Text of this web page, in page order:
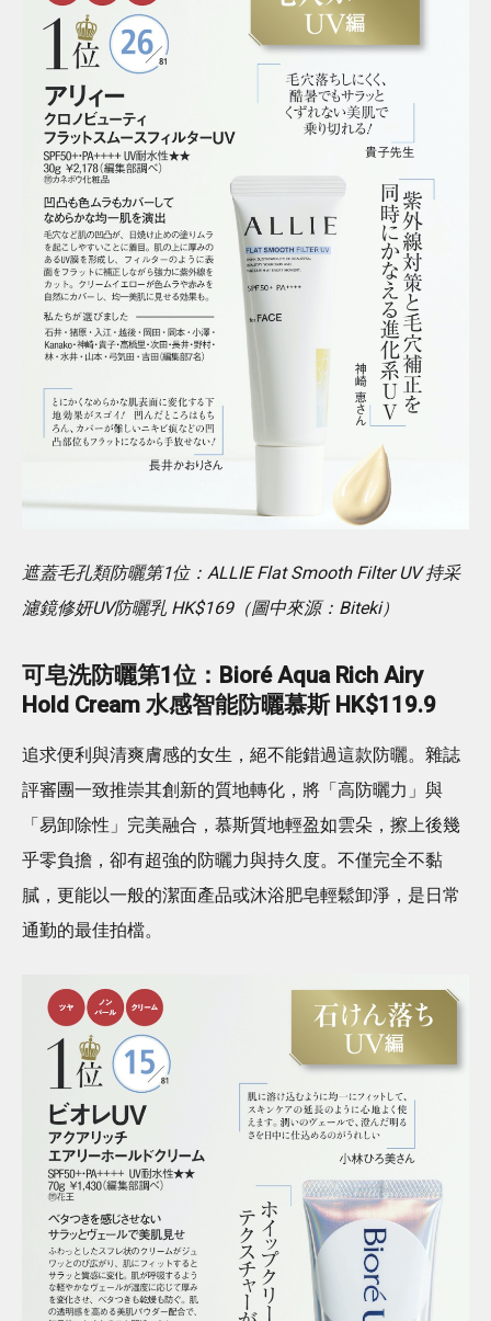
遮蓋毛孔類防曬第1位：ALLIE Flat Smooth Filter UV 持采
濾鏡修妍UV防曬乳 HK$169（圖中來源：Biteki）
可皂洗防曬第1位：Bioré Aqua Rich Airy
Hold Cream 水感智能防曬慕斯 HK$119.9
追求便利與清爽膚感的女生，絕不能錯過這款防曬。雜誌
評審團一致推崇其創新的質地轉化，將「高防曬力」與
「易卸除性」完美融合，慕斯質地輕盈如雲朵，擦上後幾
乎零負擔，卻有超強的防曬力與持久度。不僅完全不黏
膩，更能以一般的潔面產品或沐浴肥皂輕鬆卸淨，是日常
通勤的最佳拍檔。